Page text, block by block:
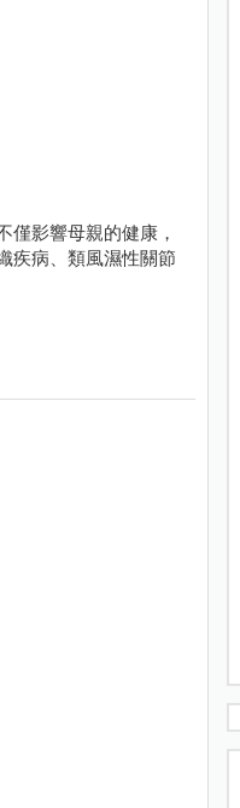
僅影響母親的健康，
疾病、類風濕性關節